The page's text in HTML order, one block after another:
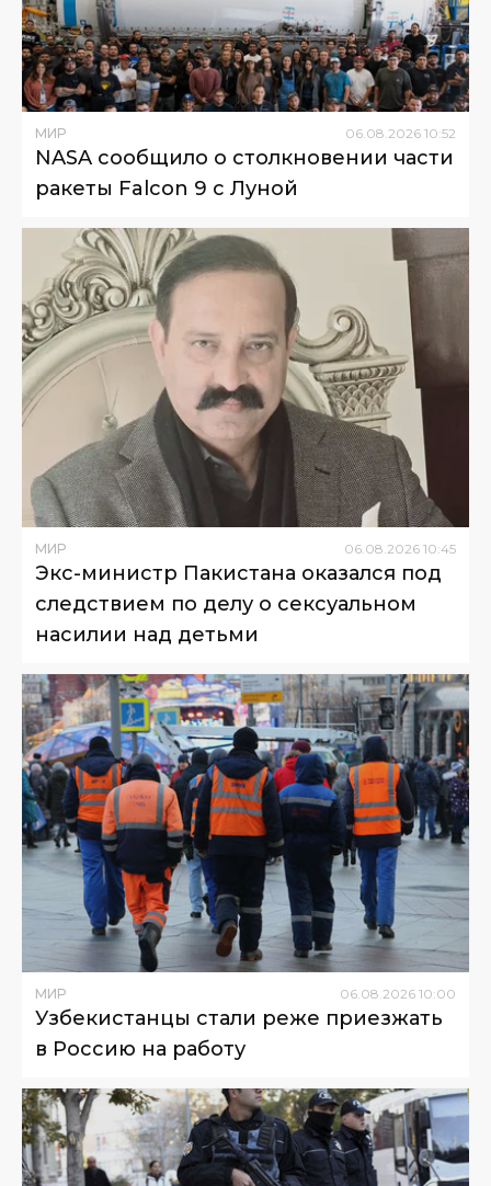
МИР 06.08.2026 10:52
NASA сообщило о столкновении части
ракеты Falcon 9 с Луной
МИР 06 08 2026 10:45
Экс-министр Пакистана оказался под
следствием по делу о сексуальном
насилии над детьми
МИР 06.08.2026 10:00
Узбекистанцы стали реже приезжать
в Россию на работу